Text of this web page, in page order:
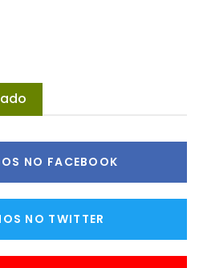
NO FACEBOOK
NO TWITTER